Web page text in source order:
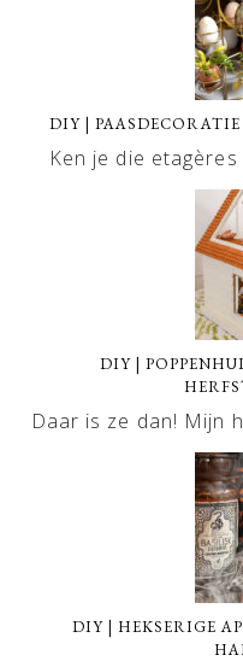
DIY |
Ken je die
DIY |
Daar is ze dan! Mijn
DIY | HEKSERIGE